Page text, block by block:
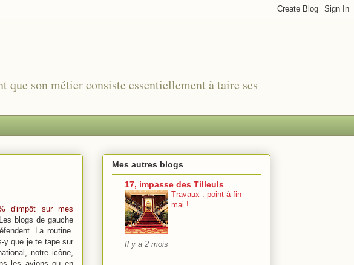
son métier consiste essentiellement à taire ses
d'impôt sur mes
blogs de gauche
La routine.
y que je te tape sur
notre icône,
Mes autres blogs
17, impasse des Tilleuls
Travaux : point à fin
mai !
Il y a 2 mois